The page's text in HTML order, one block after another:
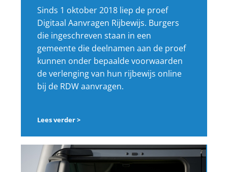
Sinds 1 oktober 2018 liep de proef
Digitaal Aanvragen Rijbewijs. Burgers
die ingeschreven staan in een
gemeente die deelnamen aan de proef
kunnen onder bepaalde voorwaarden
de verlenging van hun rijbewijs online
bij de RDW aanvragen.
Lees verder >